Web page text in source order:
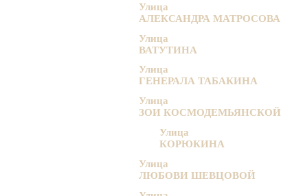
Улица
АЛЕКСАНДРА МАТРОСОВА
Улица
ВАТУТИНА
Улица
ГЕНЕРАЛА ТАБАКИНА
Улица
ЗОИ КОСМОДЕМЬЯНСКОЙ
Улица
КОРЮКИНА
Улица
ЛЮБОВИ ШЕВЦОВОЙ